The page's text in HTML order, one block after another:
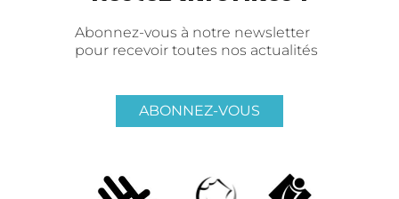
Abonnez-vous à notre newsletter
pour recevoir toutes nos actualités
ABONNEZ-VOUS